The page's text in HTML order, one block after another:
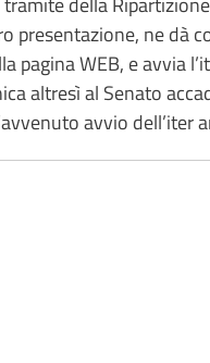
presentazione, ne dà
WEB, e avvia
altresì al Senato
avvio dell’iter